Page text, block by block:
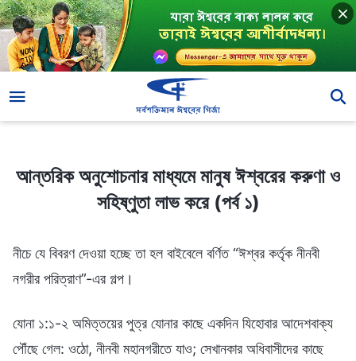
আন্তরিক অনুশোচনার মাধ্যমে মানুষ ঈশ্বরের করুণা ও সহিষ্ণুতা লাভ করে (পর্ব ১)
আন্তরিক অনুশোচনার মাধ্যমে মানুষ ঈশ্বরের করুণা ও
সহিষ্ণুতা লাভ করে (পর্ব ১)
নীচে যে বিবরণ দেওয়া হচ্ছে তা হল বাইবেলে বর্ণিত “ঈশ্বর কর্তৃক নীনবী
নগরীর পরিত্রাণ”-এর গল্প।
যোনা ১:১-২ অমিত্তয়ের পুত্র যোনার কাছে একদিন যিহোবার আদেশবাক্য
পৌঁছে গেল: ওঠো, নীনবী মহানগরীতে যাও; সেখানকার অধিবাসীদের কাছে